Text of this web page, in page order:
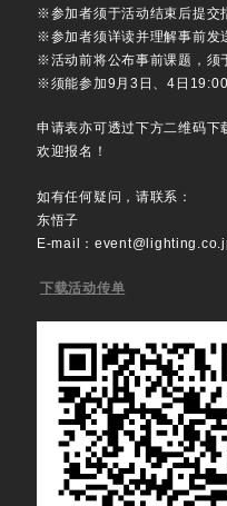
※参加者须于活动结束后提交
※参加者须详读并理解事前发
※活动前将公布事前课题，须
※须能参加9月3日、4日
申请表亦可透过下方二维码下
欢迎报名！
如有任何疑问，请联系：
东悟子
E-mail：
下载活动传单